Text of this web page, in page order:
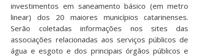
investimentos em saneamento básico (em metro
linear) dos 20 maiores municípios catarinenses.
Serão coletadas informações nos sites das
associações relacionadas aos serviços públicos de
água e esgoto e dos principais órgãos públicos e